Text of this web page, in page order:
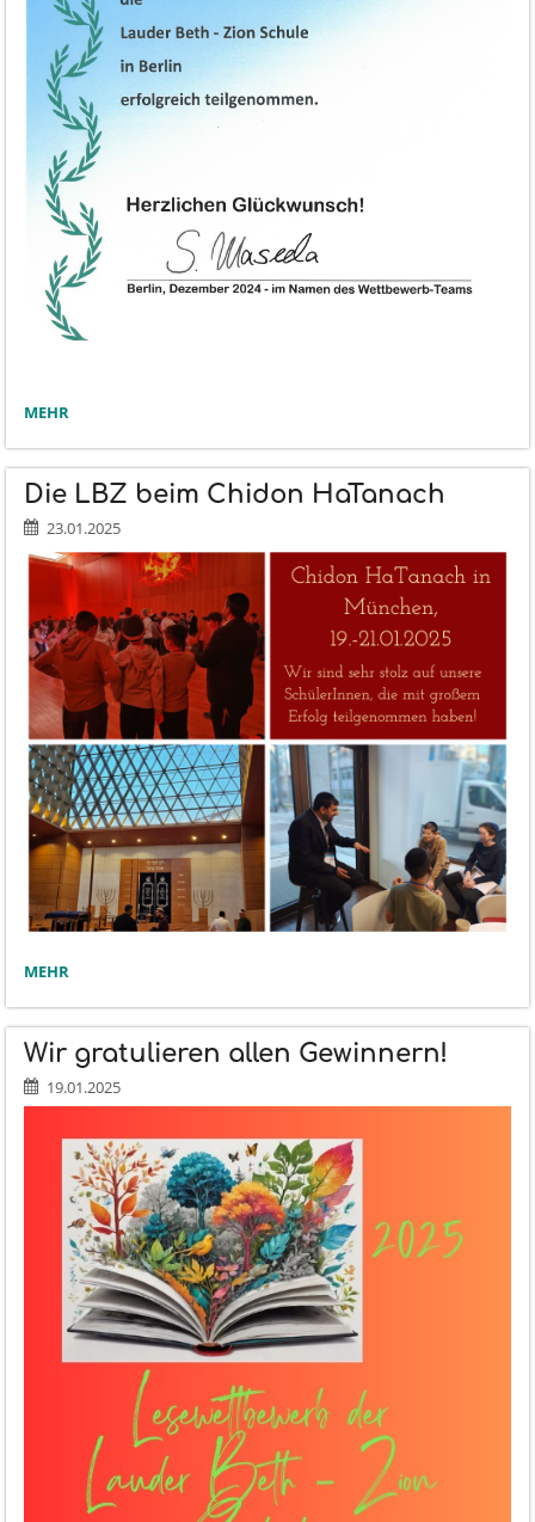
HEUREKA
UND
NATUR
2024:
MEHR
Die LBZ beim Chidon HaTanach
23.01.2025
DIE
BEIM
CHIDON
HATANACH
:
MEHR
Wir gratulieren allen Gewinnern!
19.01.2025